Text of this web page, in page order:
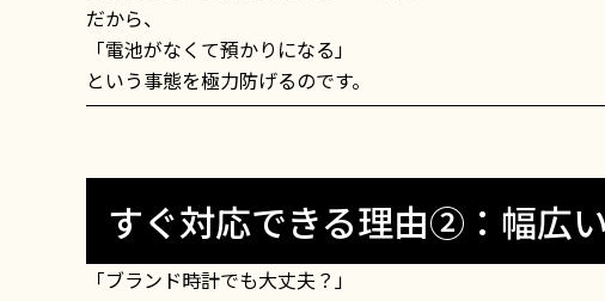
だから、
「電池がなくて預かりになる」
という事態を極力防げるのです。
すぐ対応できる理由②：幅広
「ブランド時計でも大丈夫？」